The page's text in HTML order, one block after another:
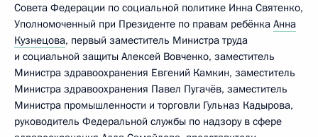
Совета Федерации по социальной политике Инна Святенко,
Уполномоченный при Президенте по правам ребёнка Анна
Кузнецова, первый заместитель Министра труда
и социальной защиты Алексей Вовченко, заместитель
Министра здравоохранения Евгений Камкин, заместитель
Министра здравоохранения Павел Пугачёв, заместитель
Министра промышленности и торговли Гульназ Кадырова,
руководитель Федеральной службы по надзору в сфере